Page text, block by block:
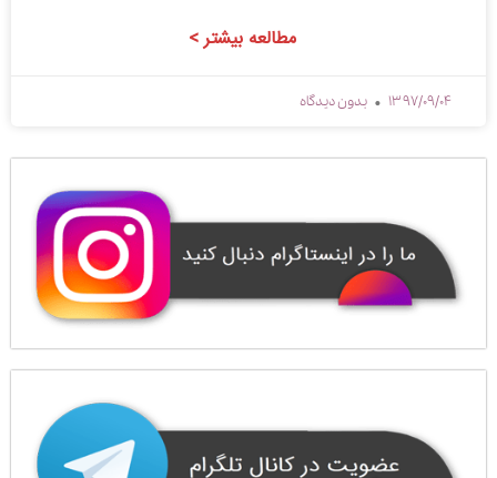
مطالعه بیشتر >
1397/09/04 بدون دیدگاه